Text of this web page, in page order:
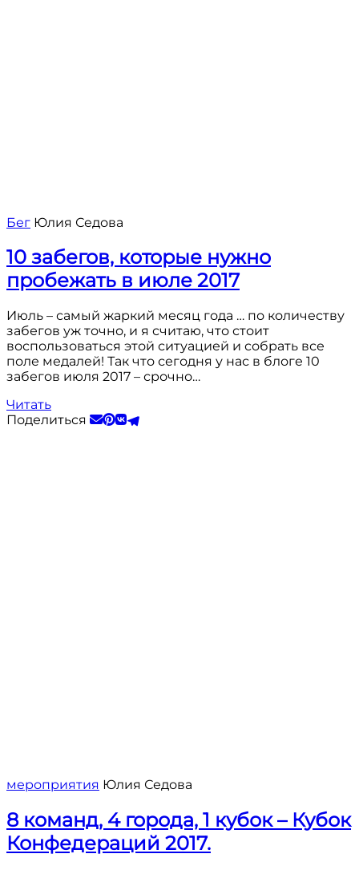
Бег Юлия Седова
10 забегов, которые нужно
пробежать в июле 2017
Июль – самый жаркий месяц года … по количеству
забегов уж точно, и я считаю, что стоит
воспользоваться этой ситуацией и собрать все
поле медалей! Так что сегодня у нас в блоге 10
забегов июля 2017 – срочно…
Читать
Поделиться
мероприятия Юлия Седова
8 команд, 4 города, 1 кубок – Кубок
Конфедераций 2017.